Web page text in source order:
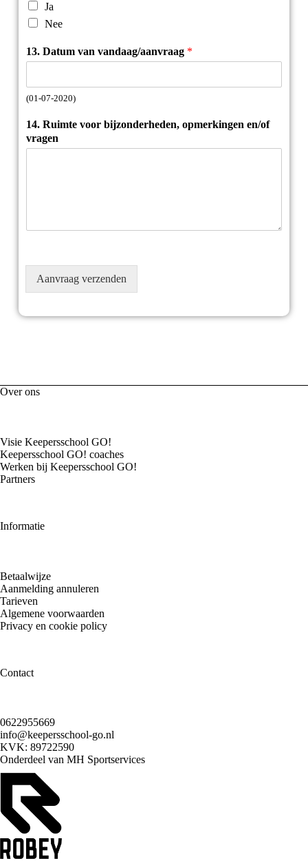
Ja
Nee
13. Datum van vandaag/aanvraag *
(01-07-2020)
14. Ruimte voor bijzonderheden, opmerkingen en/of
vragen
Aanvraag verzenden
Over ons
Visie Keepersschool GO!
Keepersschool GO! coaches
Werken bij Keepersschool GO!
Partners
Informatie
Betaalwijze
Aanmelding annuleren
Tarieven
Algemene voorwaarden
Privacy en cookie policy
Contact
0622955669
info@keepersschool-go.nl
KVK: 89722590
Onderdeel van MH Sportservices